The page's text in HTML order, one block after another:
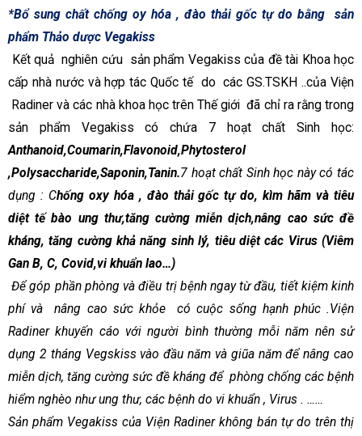
*Bổ sung chất chống oy hóa , đào thải gốc tự do bằng
sản
phẩm Thảo dược Vegakiss
Kết quả nghiên cứu sản phẩm Vegakiss của đề tài Khoa học
cấp nhà nước và hợp tác Quốc tế do các GS.TSKH ..của Viện
Radiner và các nhà khoa học trên Thế giới đã chỉ ra rằng trong
sản phẩm Vegakiss có chứa 7 hoạt chất Sinh học:
Anthanoid,Coumarin,Flavonoid,Phytosterol
,Polysaccharide,Saponin,Tanin.7 hoạt chất Sinh học này có tác
dụng : Chống oxy hóa , đào thải gốc tự do, kìm hãm và tiêu
diệt tế bào ung thư,tăng cường miễn dịch,nâng cao sức đề
kháng, tăng cường khả năng sinh lý, tiêu diệt các Virus (Viêm
Gan B, C, Covid,vi khuẩn lao…)
Để góp phần phòng và điều trị bệnh ngay từ đầu, tiết kiệm kinh
phí và
nâng cao sức khỏe
có cuộc sống hạnh phúc .Viện
Radiner khuyến cáo với người bình thường mỗi năm nên sử
dụng 2 tháng Vegskiss vào đầu năm và giũa năm để nâng cao
miễn dịch, tăng cường sức đề kháng để phòng chống các bệnh
hiểm nghèo như ung thư, các bệnh do vi khuẩn , Virus . ……
Sản phẩm Vegakiss của Viện Radiner không bán tự do trên thị